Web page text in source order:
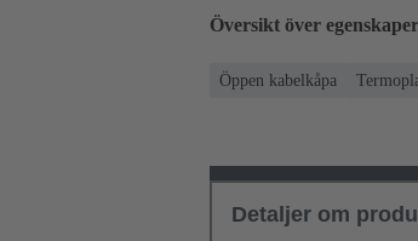
Översikt över egenskaper
Öppen kabelkåpa
Detaljer om